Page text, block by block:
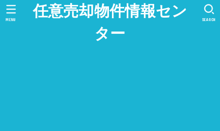
任意売却物件情報セン
ター
SEARCH
MENU